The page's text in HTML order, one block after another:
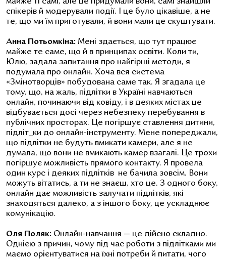
спікерів й модерували події. І це було цікавіше, а не
те, що ми їм приготували, й вони мали це скуштувати.
Анна Потьомкіна: Мені здається, що тут працює
майже те саме, що й в принципах освіти. Коли ти,
Юлю, задала запитання про найгірші методи, я
подумала про онлайн. Хоча вся система
«Змінотворців» побудована саме так. Я згадала це
тому, що, на жаль, підлітки в Україні навчаються
онлайн, починаючи від ковіду, і в деяких містах це
відбувається досі через небезпеку перебування в
публічних просторах. Це погіршує ставлення дитини,
підліт_ки до онлайн-інструменту. Мене попереджали,
що підлітки не будуть вмикати камери, але я не
думала, що вони не вмикають камер взагалі. Це трохи
погіршує можливість прямого контакту. Я провела
один курс і деяких підлітків не бачила зовсім. Вони
можуть вітатись, а ти не знаєш, хто це. З одного боку,
онлайн дає можливість залучати підлітків, які
знаходяться далеко, а з іншого боку, це ускладнює
комунікацію.
Оля Поляк: Онлайн-навчання — це дійсно складно.
Однією з причин, чому під час роботи з підлітками ми
маємо орієнтуватися на їхні потреби й питати, чого